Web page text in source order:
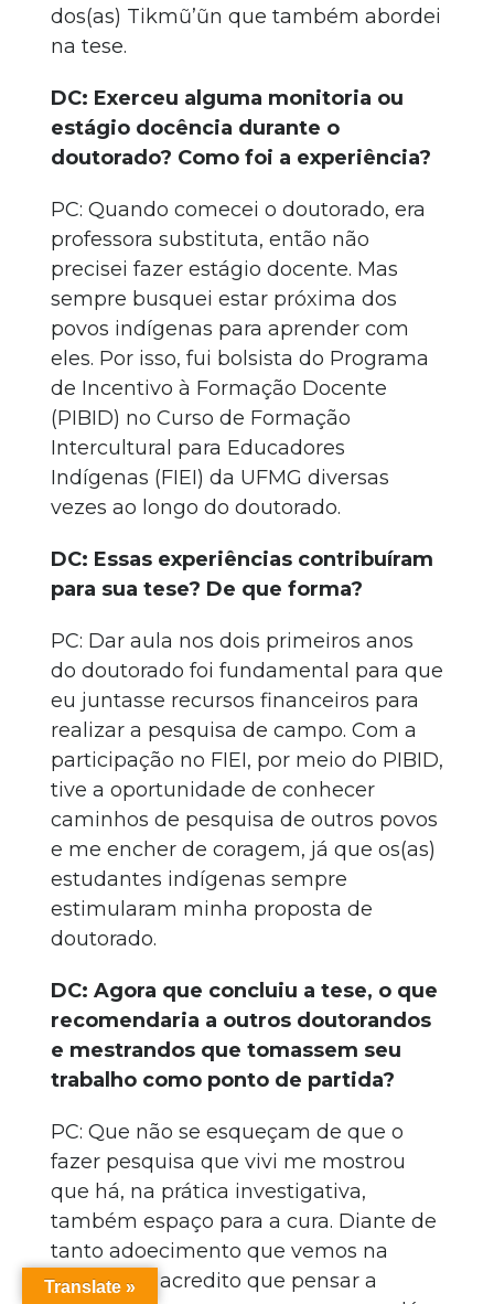
dos(as) Tikmũ’ũn que também abordei
na tese.
DC: Exerceu alguma monitoria ou
estágio docência durante o
doutorado? Como foi a experiência?
PC: Quando comecei o doutorado, era
professora substituta, então não
precisei fazer estágio docente. Mas
sempre busquei estar próxima dos
povos indígenas para aprender com
eles. Por isso, fui bolsista do Programa
de Incentivo à Formação Docente
(PIBID) no Curso de Formação
Intercultural para Educadores
Indígenas (FIEI) da UFMG diversas
vezes ao longo do doutorado.
DC: Essas experiências contribuíram
para sua tese? De que forma?
PC: Dar aula nos dois primeiros anos
do doutorado foi fundamental para que
eu juntasse recursos financeiros para
realizar a pesquisa de campo. Com a
participação no FIEI, por meio do PIBID,
tive a oportunidade de conhecer
caminhos de pesquisa de outros povos
e me encher de coragem, já que os(as)
estudantes indígenas sempre
estimularam minha proposta de
doutorado.
DC: Agora que concluiu a tese, o que
recomendaria a outros doutorandos
e mestrandos que tomassem seu
trabalho como ponto de partida?
PC: Que não se esqueçam de que o
fazer pesquisa que vivi me mostrou
que há, na prática investigativa,
também espaço para a cura. Diante de
tanto adoecimento que vemos na
academia, acredito que pensar a
Translate »